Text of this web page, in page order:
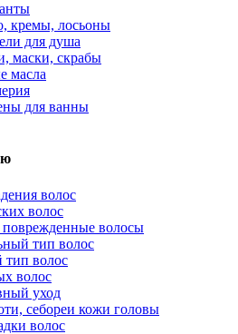
кремы, лосьоны
для душа
маски, скрабы
масла
для ванны
волос
волос
волосы
тип волос
волос
волос
уход
себореи кожи головы
волос